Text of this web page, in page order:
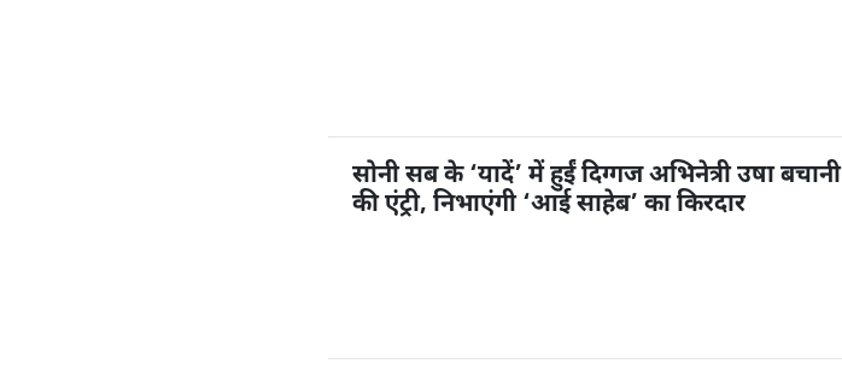
सोनी सब के ‘यादें’ में हुईं दिग्गज अभिनेत्री उषा बचानी
की एंट्री, निभाएंगी ‘आई साहेब’ का किरदार